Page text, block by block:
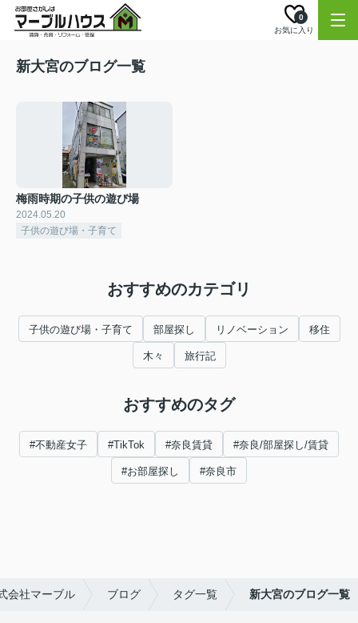
お気に入り
0
新大宮のブログ一覧
梅雨時期の子供の遊び場
2024.05.20
子供の遊び場・子育て
おすすめのカテゴリ
子供の遊び場・子育て 部屋探し リノベーション 移住
木々 旅行記
おすすめのタグ
#不動産女子 #TikTok #奈良賃貸 #奈良/部屋探し/賃貸
#お部屋探し #奈良市
会社マーブル ブログ タグ一覧 新大宮のブログ一覧